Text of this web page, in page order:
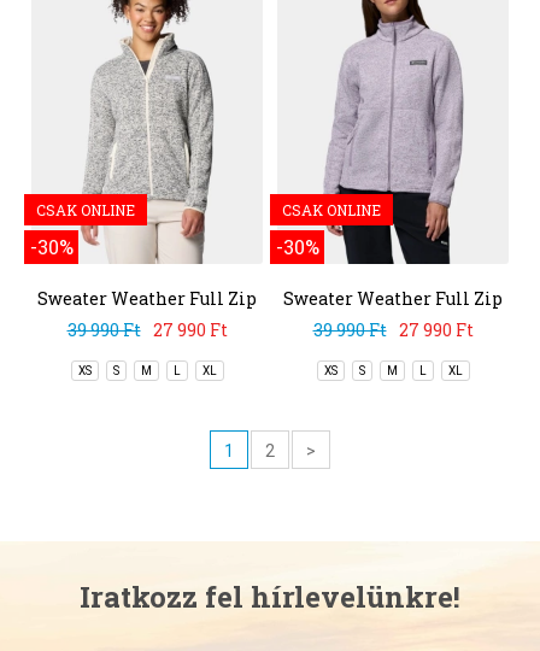
CSAK ONLINE
-30%
Sweater Weather Full Zip
39 990 Ft 27 990 Ft
XS S M L XL
CSAK ONLINE
-30%
Sweater Weather Full Zip
39 990 Ft 27 990 Ft
XS S M L XL
1 2 >
Iratkozz fel hírlevelünkre!